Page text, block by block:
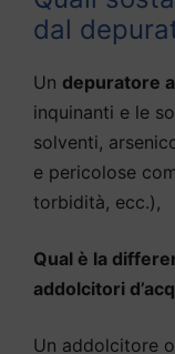
dal
Un depuratore
inquinanti e le
solventi,
e pericolose
torbidità, ecc.),
Qual è la
addolcitori
Un addolcitore